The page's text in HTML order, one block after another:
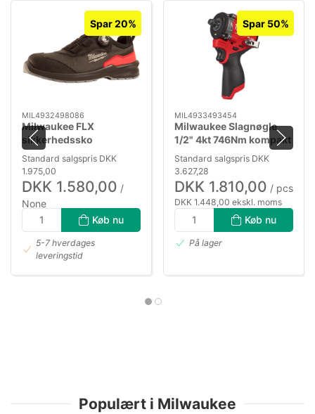
Spar 20%
MIL4932498086
Milwaukee FLX
sikkerhedssko
m/hurtigluk tekstil
B1L110133 S1PS str. 42
Standard salgspris DKK
1.975,00
DKK 1.580,00 /
None
DKK 1.264,00 ekskl. moms
Køb nu
5-7 hverdages
leveringstid
Spar 50%
MIL4933493454
Milwaukee Slagnøgle
1/2" 4kt 746Nm kompakt
M12 FCIWF12G3-0
Standard salgspris DKK
3.627,28
DKK 1.810,00 / pcs
DKK 1.448,00 ekskl. moms
Køb nu
På lager
Populært i Milwaukee